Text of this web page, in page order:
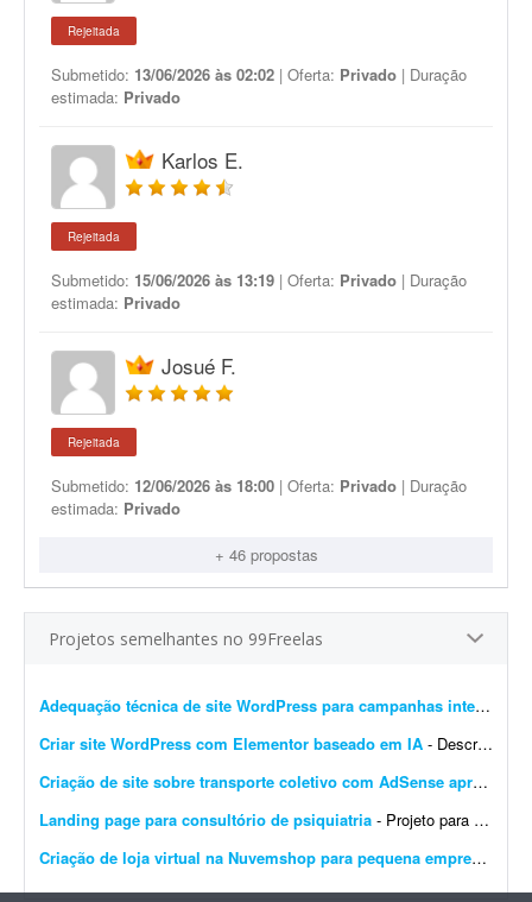
Rejeitada
Submetido: 13/06/2026 às 02:02 | Oferta: Privado | Duração
estimada: Privado
Karlos E.
Rejeitada
Submetido: 15/06/2026 às 13:19 | Oferta: Privado | Duração
estimada: Privado
Josué F.
Rejeitada
Submetido: 12/06/2026 às 18:00 | Oferta: Privado | Duração
estimada: Privado
+ 46 propostas
Projetos semelhantes no 99Freelas
Adequação técnica de site WordPress para campanhas internacionais
Criar site WordPress com Elementor baseado em IA - Descrição do Projeto: Candidate-se se você tem experiência comprovada com essa demanda. Envie junto à proposta sites que fez com Elementor, incluindo wireframes/ar...
Criação de site sobre transporte coletivo com AdSense aprovado
Landing page para consultório de psiquiatria - Projeto para criação de landing page para consultório de psiquiatria. Escopo do projeto: Desenvolvimento completo da landing page. Design moderno, limpo e com foco em convers&...
Criação de loja virtual na Nuvemshop para pequena empresa